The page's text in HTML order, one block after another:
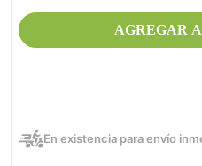
AGREGAR
En existencia para envío